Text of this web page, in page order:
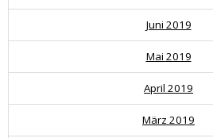
Juni 2019
Mai 2019
April 2019
März 2019